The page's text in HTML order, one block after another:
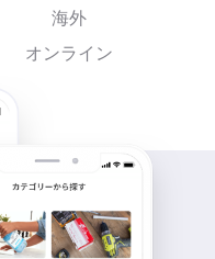
海外
オンライン